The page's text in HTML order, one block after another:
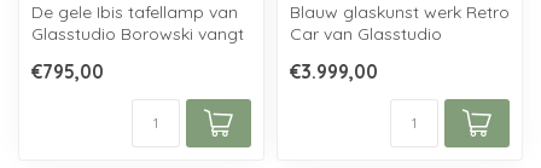
De gele Ibis tafellamp van
Glasstudio Borowski vangt
schoonheid ...
€795,00
Blauw glaskunst werk Retro
Car van Glasstudio
zuiver B...
€3.999,00